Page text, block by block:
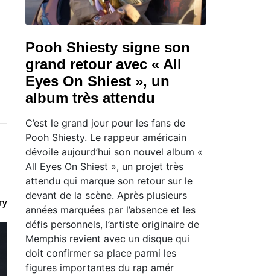
Pooh Shiesty signe son
grand retour avec « All
Eyes On Shiest », un
album très attendu
C’est le grand jour pour les fans de
Pooh Shiesty. Le rappeur américain
dévoile aujourd’hui son nouvel album «
All Eyes On Shiest », un projet très
attendu qui marque son retour sur le
devant de la scène. Après plusieurs
années marquées par l’absence et les
défis personnels, l’artiste originaire de
Memphis revient avec un disque qui
doit confirmer sa place parmi les
figures importantes du rap amér